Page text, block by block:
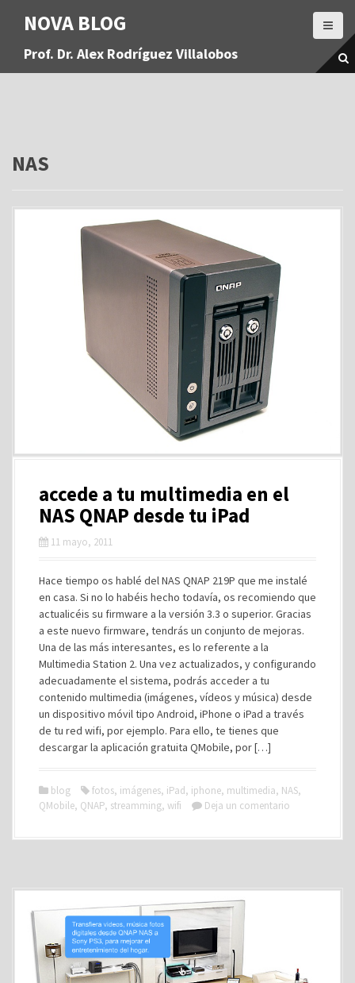
a
NOVA BLOG
Prof. Dr. Alex Rodríguez Villalobos
NAS
accede a tu multimedia en el
NAS QNAP desde tu iPad
11 mayo, 2011
Hace tiempo os hablé del NAS QNAP 219P que me instalé
en casa. Si no lo habéis hecho todavía, os recomiendo que
actualicéis su firmware a la versión 3.3 o superior. Gracias
a este nuevo firmware, tendrás un conjunto de mejoras.
Una de las más interesantes, es lo referente a la
Multimedia Station 2. Una vez actualizados, y configurando
adecuadamente el sistema, podrás acceder a tu
contenido multimedia (imágenes, vídeos y música) desde
un dispositivo móvil tipo Android, iPhone o iPad a través
de tu red wifi, por ejemplo. Para ello, te tienes que
descargar la aplicación gratuita QMobile, por […]
blog fotos, imágenes, iPad, iphone, multimedia, NAS,
QMobile, QNAP, streamming, wifi Deja un comentario